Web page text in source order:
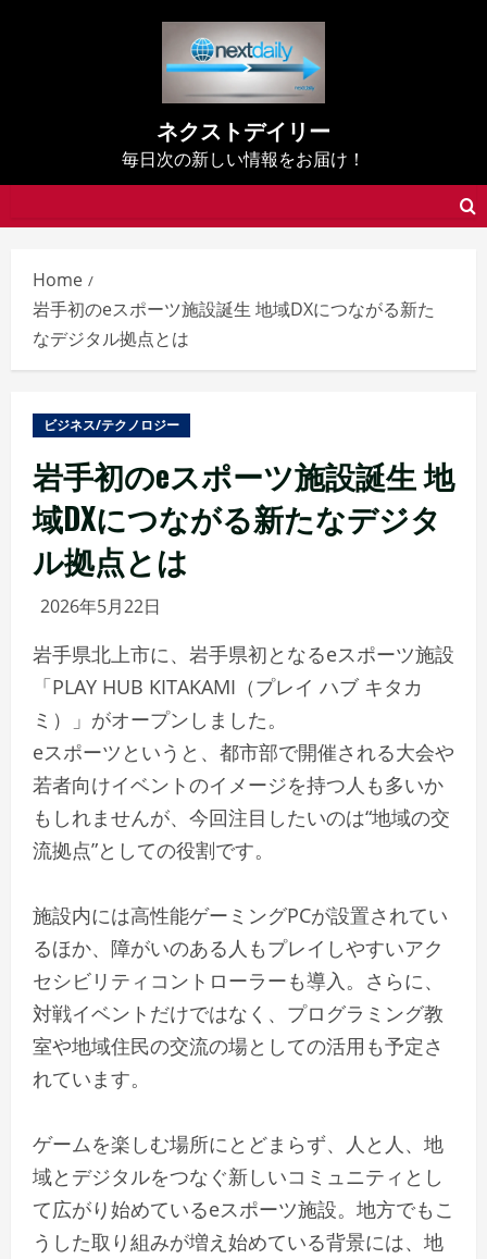
ネクストデイリー
毎日次の新しい情報をお届け！
Home
岩手初のeスポーツ施設誕生 地域DXにつながる新た
なデジタル拠点とは
ビジネス/テクノロジー
岩手初のeスポーツ施設誕生 地
域DXにつながる新たなデジタ
ル拠点とは
2026年5月22日
岩手県北上市に、岩手県初となるeスポーツ施設
「PLAY HUB KITAKAMI（プレイ ハブ キタカ
ミ）」がオープンしました。
eスポーツというと、都市部で開催される大会や
若者向けイベントのイメージを持つ人も多いか
もしれませんが、今回注目したいのは“地域の交
流拠点”としての役割です。
施設内には高性能ゲーミングPCが設置されてい
るほか、障がいのある人もプレイしやすいアク
セシビリティコントローラーも導入。さらに、
対戦イベントだけではなく、プログラミング教
室や地域住民の交流の場としての活用も予定さ
れています。
ゲームを楽しむ場所にとどまらず、人と人、地
域とデジタルをつなぐ新しいコミュニティとし
て広がり始めているeスポーツ施設。地方でもこ
うした取り組みが増え始めている背景には、地